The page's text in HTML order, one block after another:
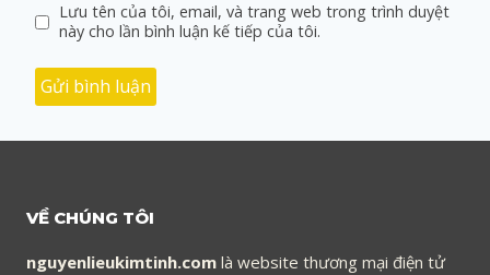
Lưu tên của tôi, email, và trang web trong trình duyệt
này cho lần bình luận kế tiếp của tôi.
VỀ CHÚNG TÔI
nguyenlieukimtinh.com là website thương mại điện tử